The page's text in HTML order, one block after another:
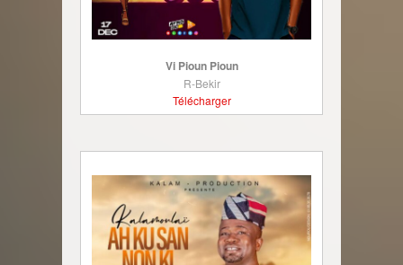
Vi Pioun Pioun
R-Bekir
Télécharger